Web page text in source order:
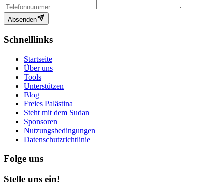
Absenden
Schnelllinks
Startseite
Über uns
Tools
Unterstützen
Blog
Freies Palästina
Steht mit dem Sudan
Sponsoren
Nutzungsbedingungen
Datenschutzrichtlinie
Folge uns
Stelle uns ein!